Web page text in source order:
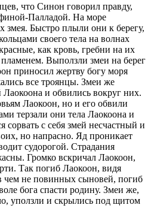
что Синон говорил правду,
Палладой. На море
змея. Быстро плыли они к берегу,
своего тела на волнах
как кровь, гребни на их
пламенем. Выползли змеи на берег
приносил жертву богу моря
все троянцы. Змеи же
и обвились вокруг них.
Лаокоон, но и его обвили
терзали они тела Лаокоона и
сорвать с себя змей несчастный и
но напрасно. Яд проникает
судорогой. Страдания
Громко вскричал Лаокоон,
Так погиб Лаокоон, видя
чем не повинных сыновей, погиб
бога спасти родину. Змеи же,
уползли и скрылись под щитом